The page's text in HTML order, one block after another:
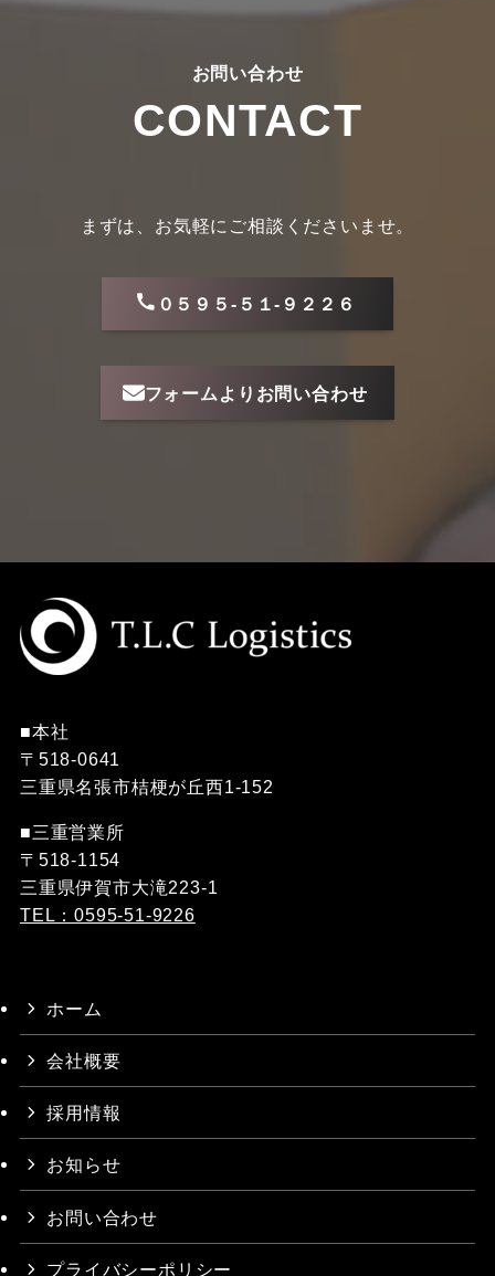
お問い合わせ
CONTACT
まずは、お気軽にご相談くださいませ。
０５９５-５１-９２２６
フォームよりお問い合わせ
■本社
〒518-0641
三重県名張市桔梗が丘西1-152
■三重営業所
〒518-1154
三重県伊賀市大滝223-1
TEL：0595-51-9226
ホーム
会社概要
採用情報
お知らせ
お問い合わせ
プライバシーポリシー